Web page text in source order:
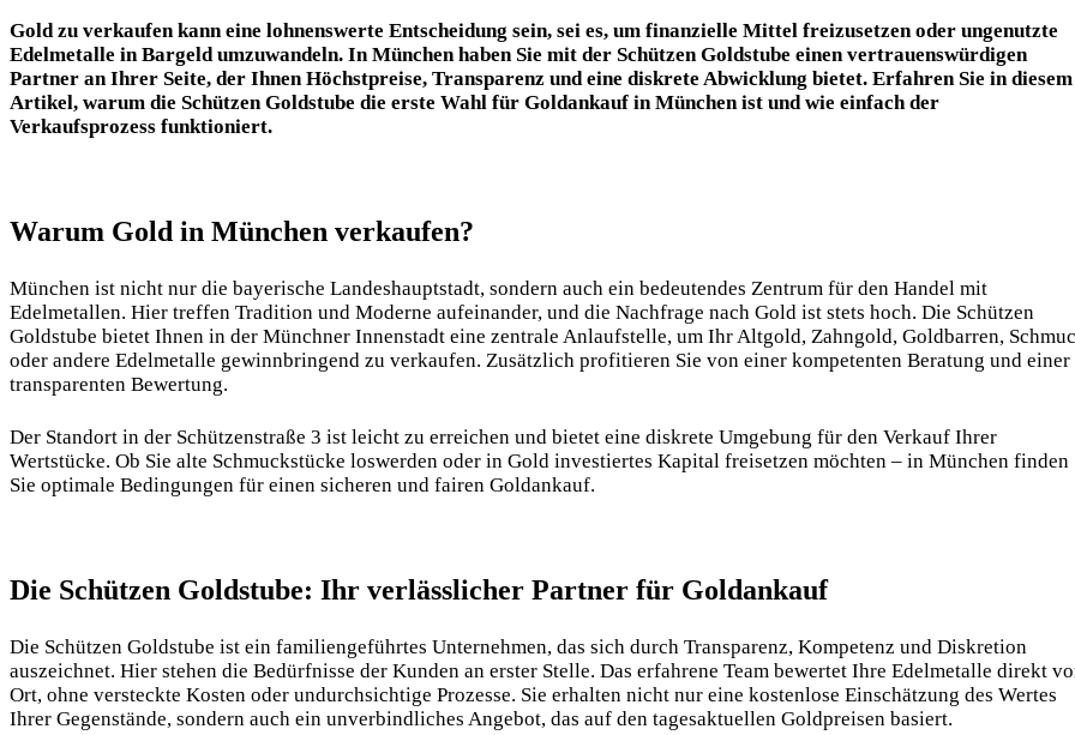
Gold zu verkaufen kann eine lohnenswerte Entscheidung sein, sei es, um finanzielle Mittel freizusetzen oder ungenutzte
Edelmetalle in Bargeld umzuwandeln. In München haben Sie mit der Schützen Goldstube einen vertrauenswürdigen
Partner an Ihrer Seite, der Ihnen Höchstpreise, Transparenz und eine diskrete Abwicklung bietet. Erfahren Sie in diesem
Artikel, warum die Schützen Goldstube die erste Wahl für Goldankauf in München ist und wie einfach der
Verkaufsprozess funktioniert.
Warum Gold in München verkaufen?
München ist nicht nur die bayerische Landeshauptstadt, sondern auch ein bedeutendes Zentrum für den Handel mit
Edelmetallen. Hier treffen Tradition und Moderne aufeinander, und die Nachfrage nach Gold ist stets hoch. Die Schützen
Goldstube bietet Ihnen in der Münchner Innenstadt eine zentrale Anlaufstelle, um Ihr Altgold, Zahngold, Goldbarren,
oder andere Edelmetalle gewinnbringend zu verkaufen. Zusätzlich profitieren Sie von einer kompetenten Beratung und einer
transparenten Bewertung.
Der Standort in der Schützenstraße 3 ist leicht zu erreichen und bietet eine diskrete Umgebung für den Verkauf Ihrer
Wertstücke. Ob Sie alte Schmuckstücke loswerden oder in Gold investiertes Kapital freisetzen möchten – in München finden
Sie optimale Bedingungen für einen sicheren und fairen Goldankauf.
Die Schützen Goldstube: Ihr verlässlicher Partner für Goldankauf
Die Schützen Goldstube ist ein familiengeführtes Unternehmen, das sich durch Transparenz, Kompetenz und Diskretion
auszeichnet. Hier stehen die Bedürfnisse der Kunden an erster Stelle. Das erfahrene Team bewertet Ihre Edelmetalle direkt
Ort, ohne versteckte Kosten oder undurchsichtige Prozesse. Sie erhalten nicht nur eine kostenlose Einschätzung des Wertes
Ihrer Gegenstände, sondern auch ein unverbindliches Angebot, das auf den tagesaktuellen Goldpreisen basiert.